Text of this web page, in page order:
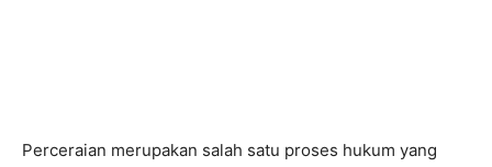
Perceraian merupakan salah satu proses hukum yang